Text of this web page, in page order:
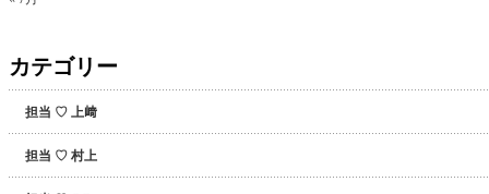
カテゴリー
担当 ♡ 上﨑
担当 ♡ 村上